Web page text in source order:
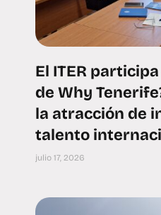
El ITER
de Why
la atracción de
talento
julio 17, 2026